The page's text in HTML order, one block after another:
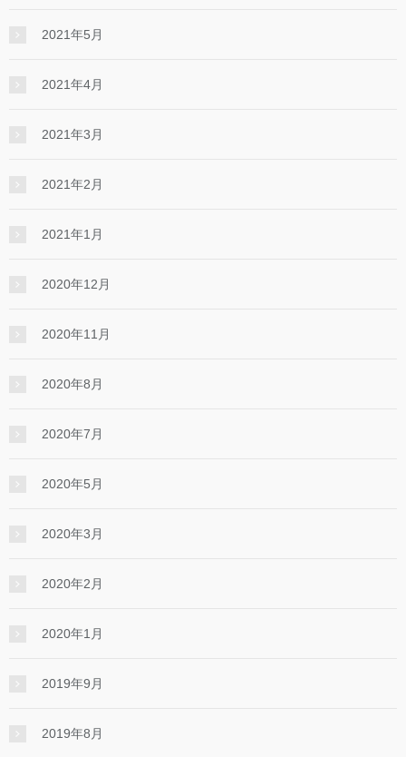
2021年5月
2021年4月
2021年3月
2021年2月
2021年1月
2020年12月
2020年11月
2020年8月
2020年7月
2020年5月
2020年3月
2020年2月
2020年1月
2019年9月
2019年8月